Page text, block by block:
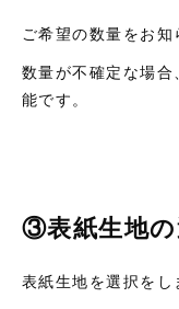
ご希望の数量をお知
数量が不確定な場
能です。
③表紙生地の
表紙生地を選択をし